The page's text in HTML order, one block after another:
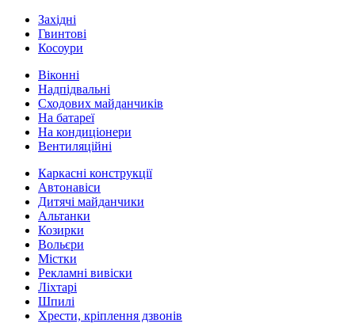
Західні
Гвинтові
Косоури
Віконні
Надпідвальні
Сходових майданчиків
На батареї
На кондиціонери
Вентиляційні
Каркасні конструкції
Автонавіси
Дитячі майданчики
Альтанки
Козирки
Вольєри
Містки
Рекламні вивіски
Ліхтарі
Шпилі
Хрести, кріплення дзвонів